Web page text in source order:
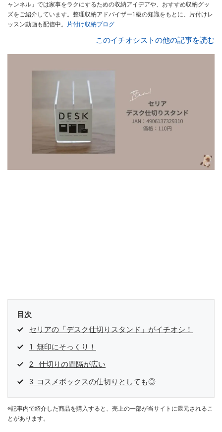
ャンネル」では家事をラクにするための収納アイデアや、おすすめ収納グッ
ズをご紹介しています。整理収納アドバイザー1級の知識をもとに、片付けレ
ッスン動画も配信中。
片付け収納ブログ
このイチオシストの他の記事を読む
目次
セリアの「デスク仕切りスタンド」がイチオシ！
1. 無印にそっくり！
2. 仕切りの間隔が広い
3. コスメボックスの仕切りとしても◎
※記事内で紹介した商品を購入すると、売上の一部が当サイトに還元されるこ
とがあります。